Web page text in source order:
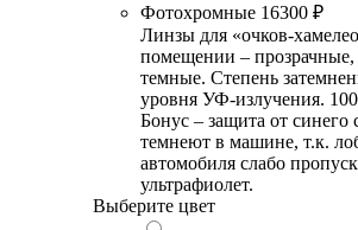
Фотохромные 16300 ₽
Линзы для «очков-
помещении – прозрачные,
темные. Степень
уровня УФ-излучения.
Бонус – защита от синего
темнеют в машине, т.к.
автомобиля слабо
ультрафиолет.
Выберите цвет